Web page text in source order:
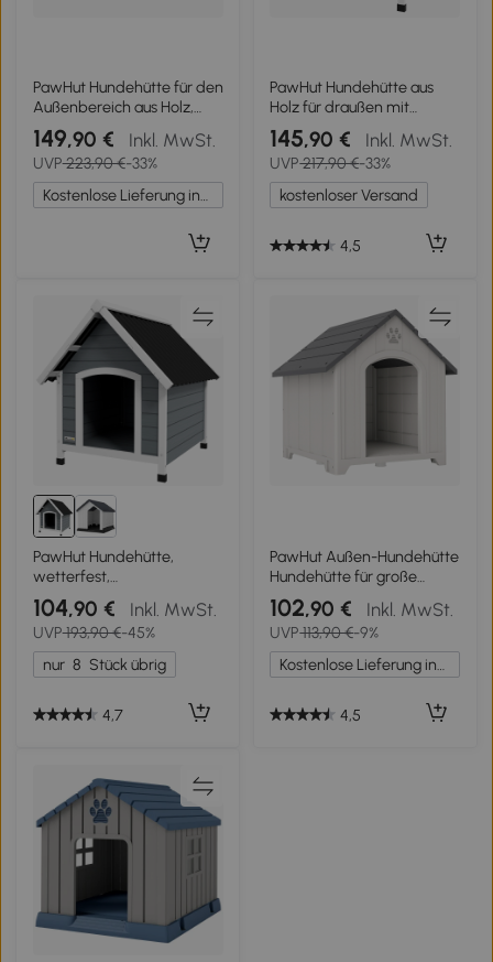
PawHut Hundehütte für den
Außenbereich aus Holz,
Hundehaus mit Terrasse,
Lamellentür, 106 x 62,5 x
80,5 cm, Grau
149,90 € Inkl. MwSt.
UVP223,90 €-33%
Kostenlose Lieferung innerhalb Deutschlands
PawHut Hundehütte aus
Holz für draußen mit
herausnehmbarem Boden,
erhöhter Holzunterschlupf
für Hunde 84 x 99 x 87 cm
Grau
145,90 € Inkl. MwSt.
UVP217,90 €-33%
kostenloser Versand
4,5
PawHut Hundehütte,
wetterfest,
herausnehmbarer Boden,
Tannenholz, 75x88x82 cm,
Grau/Schwarz
104,90 € Inkl. MwSt.
UVP193,90 €-45%
nur 8 Stück übrig
4,7
PawHut Außen-Hundehütte
Hundehütte für große
Hunde aus Kunststoff mit 2
Fenstern erhöhter Sockel
Erdnägel Grau
102,90 € Inkl. MwSt.
UVP113,90 €-9%
Kostenlose Lieferung innerhalb Deutschlands
4,5